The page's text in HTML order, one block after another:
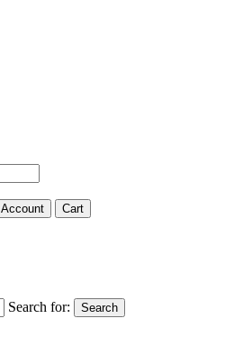
Account Cart
Search for:
Search